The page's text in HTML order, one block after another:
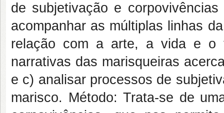
de subjetivação e
acompanhar as múltiplas linhas
relação com a arte, a vida e o
narrativas das marisqueiras
e c) analisar processos de
marisco. Método: Trata-se de